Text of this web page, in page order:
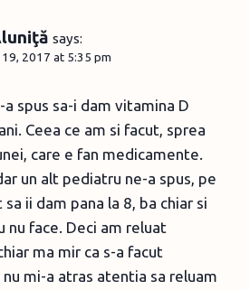
says:
2017 at 5:35 pm
spus sa-i dam vitamina D
Ceea ce am si facut, sprea
care e fan medicamente.
un alt pediatru ne-a spus, pe
ii dam pana la 8, ba chiar si
nu face. Deci am reluat
ma mir ca s-a facut
mi-a atras atentia sa reluam